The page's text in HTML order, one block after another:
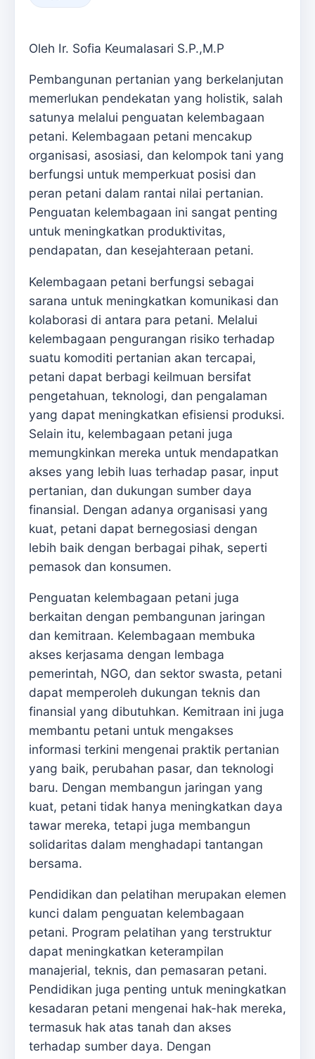
Oleh Ir. Sofia Keumalasari S.P.,M.P
Pembangunan pertanian yang berkelanjutan
memerlukan pendekatan yang holistik, salah
satunya melalui penguatan kelembagaan
petani. Kelembagaan petani mencakup
organisasi, asosiasi, dan kelompok tani yang
berfungsi untuk memperkuat posisi dan
peran petani dalam rantai nilai pertanian.
Penguatan kelembagaan ini sangat penting
untuk meningkatkan produktivitas,
pendapatan, dan kesejahteraan petani.
Kelembagaan petani berfungsi sebagai
sarana untuk meningkatkan komunikasi dan
kolaborasi di antara para petani. Melalui
kelembagaan pengurangan risiko terhadap
suatu komoditi pertanian akan tercapai,
petani dapat berbagi keilmuan bersifat
pengetahuan, teknologi, dan pengalaman
yang dapat meningkatkan efisiensi produksi.
Selain itu, kelembagaan petani juga
memungkinkan mereka untuk mendapatkan
akses yang lebih luas terhadap pasar, input
pertanian, dan dukungan sumber daya
finansial. Dengan adanya organisasi yang
kuat, petani dapat bernegosiasi dengan
lebih baik dengan berbagai pihak, seperti
pemasok dan konsumen.
Penguatan kelembagaan petani juga
berkaitan dengan pembangunan jaringan
dan kemitraan. Kelembagaan membuka
akses kerjasama dengan lembaga
pemerintah, NGO, dan sektor swasta, petani
dapat memperoleh dukungan teknis dan
finansial yang dibutuhkan. Kemitraan ini juga
membantu petani untuk mengakses
informasi terkini mengenai praktik pertanian
yang baik, perubahan pasar, dan teknologi
baru. Dengan membangun jaringan yang
kuat, petani tidak hanya meningkatkan daya
tawar mereka, tetapi juga membangun
solidaritas dalam menghadapi tantangan
bersama.
Pendidikan dan pelatihan merupakan elemen
kunci dalam penguatan kelembagaan
petani. Program pelatihan yang terstruktur
dapat meningkatkan keterampilan
manajerial, teknis, dan pemasaran petani.
Pendidikan juga penting untuk meningkatkan
kesadaran petani mengenai hak-hak mereka,
termasuk hak atas tanah dan akses
terhadap sumber daya. Dengan